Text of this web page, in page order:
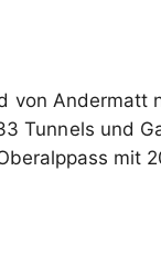
von Andermatt
Tunnels und
mit